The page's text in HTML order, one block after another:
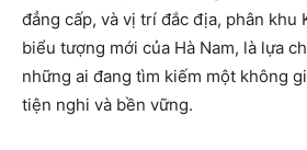
đẳng cấp, và vị trí đắc địa, phân khu
biểu tượng mới của Hà Nam, là lựa
những ai đang tìm kiếm một không
tiện nghi và bền vững.